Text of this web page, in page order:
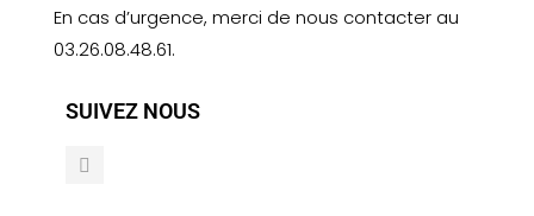
En cas d’urgence, merci de nous contacter au
03.26.08.48.61.
SUIVEZ NOUS